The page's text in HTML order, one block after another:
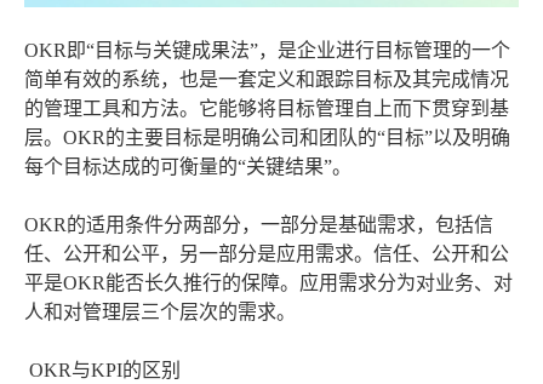
OKR即“目标与关键成果法”，是企业进行目标管理的一个
简单有效的系统，也是一套定义和跟踪目标及其完成情况
的管理工具和方法。它能够将目标管理自上而下贯穿到基
层。OKR的主要目标是明确公司和团队的“目标”以及明确
每个目标达成的可衡量的“关键结果”。
OKR的适用条件分两部分，一部分是基础需求，包括信
任、公开和公平，另一部分是应用需求。信任、公开和公
平是OKR能否长久推行的保障。应用需求分为对业务、对
人和对管理层三个层次的需求。
OKR与KPI的区别